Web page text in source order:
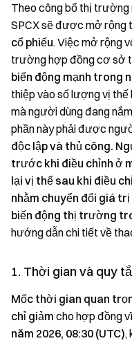
Theo công bố thị trường
SPCX sẽ được mở rộng
cổ phiếu. Việc mở rộng
trường hợp đồng cơ sở
biến động mạnh trong
thiệp vào số lượng vị
mà người dùng đang
phần này phải được
độc lập và thủ công.
trước khi điều chỉnh ở
lại vị thế sau khi điều
nhằm chuyển đổi giá
biến động thị trường
hướng dẫn chi tiết về
1. Thời gian và quy
Mốc thời gian quan
chỉ giảm cho hợp đồng
năm 2026, 08:30 (UTC),